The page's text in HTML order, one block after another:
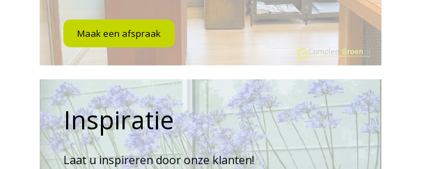
Maak een afspraak
Inspiratie
Laat u inspireren door onze klanten!